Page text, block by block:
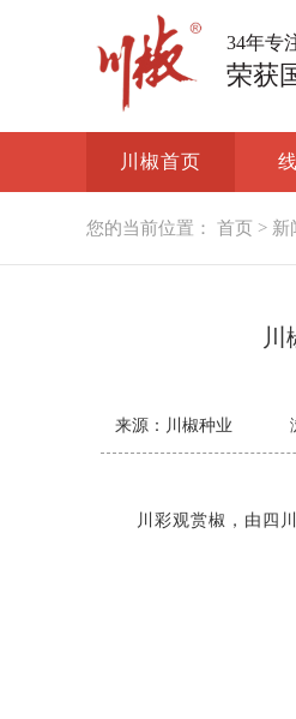
34年专
荣获
川椒首页
您的当前位置： 首页 > 新
川
来源：川椒种业
川彩观赏椒，由四川